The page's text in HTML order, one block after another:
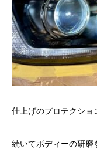
仕上げのプロテクショ
続いてボディーの研磨